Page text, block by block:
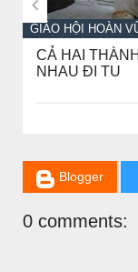
GIÁO HỘI HOÀN
CẢ HAI
NHAU ĐI TU

Blogger
0 comments:
NGƯỜI GIÀU